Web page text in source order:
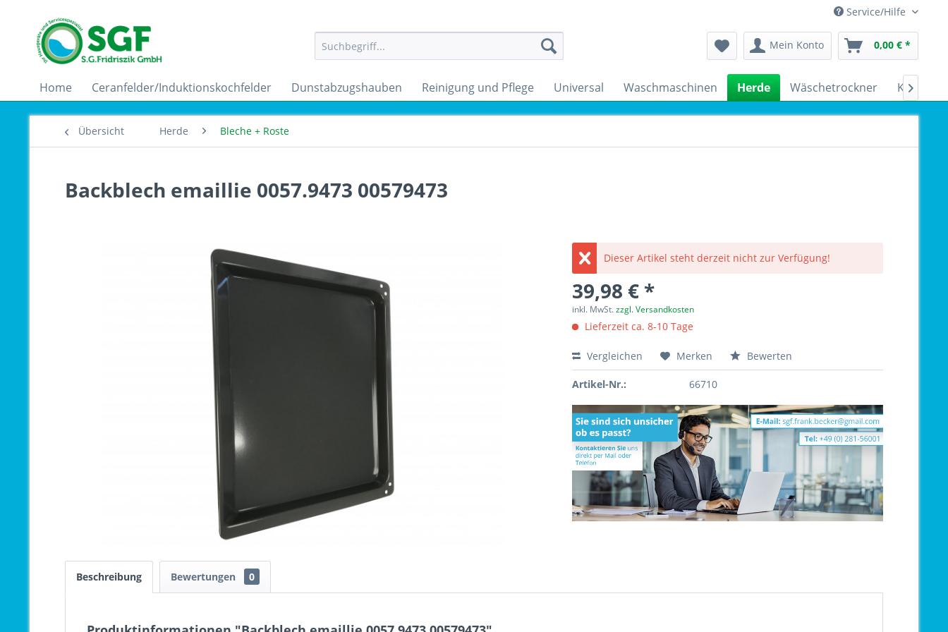
Service/Hilfe
Mein Konto 0,00 € *
Home Ceranfelder/Induktionskochfelder Dunstabzugshauben Reinigung und Pflege Universal Waschmaschinen Herde Wäschetrockner 
Übersicht Herde Bleche + Roste
Backblech emaillie 0057.9473 00579473
Dieser Artikel steht derzeit nicht zur Verfügung!
39,98 € *
inkl. MwSt.zzgl. Versandkosten
Lieferzeit ca. 8-10 Tage
Vergleichen Merken Bewerten
Artikel-Nr.: 66710
Beschreibung Bewertungen 0